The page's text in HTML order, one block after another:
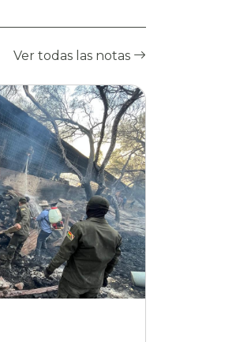
Ver todas las notas